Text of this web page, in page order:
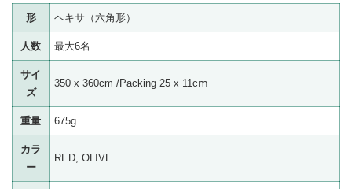
形 ヘキサ（六角形）
人数 最大6名
サイ
ズ
350 x 360cm /Packing 25 x 11cⅿ
重量 675g
カラ
ー
RED, OLIVE